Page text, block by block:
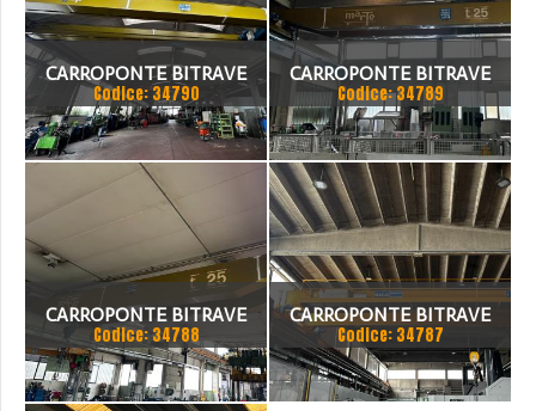
CARROPONTE BITRAVE
MARTE 20 TON
SCARTAMENTO 17000 MM
ANNO 1997
Codice: 34790
CARROPONTE BITRAVE
MARTE 25 TON
SCARTAMENTO 16000 MM
Codice: 34789
CARROPONTE BITRAVE
MARTE 25 TON
SCARTAMENTO 14000 MM
Codice: 34788
CARROPONTE BITRAVE
SICC 30 TON
SCARTAMENTO 14000 MM
Codice: 34787